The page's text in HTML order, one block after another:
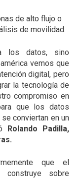
de alto flujo o
de movilidad.
los datos, sino
vemos que
digital, pero
la tecnología de
compromiso en
que los datos
conviertan en un
Rolando Padilla,
que el
sobre